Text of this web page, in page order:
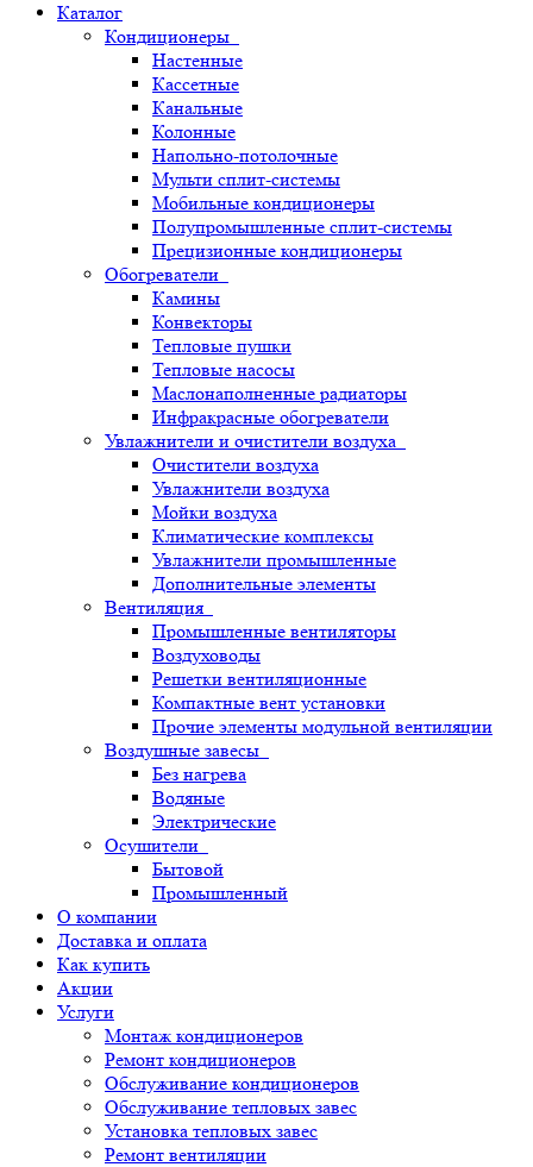
Каталог
Кондиционеры
Настенные
Кассетные
Канальные
Колонные
Напольно-потолочные
Мульти сплит-системы
Мобильные кондиционеры
Полупромышленные сплит-системы
Прецизионные кондиционеры
Обогреватели
Камины
Конвекторы
Тепловые пушки
Тепловые насосы
Маслонаполненные радиаторы
Инфракрасные обогреватели
Увлажнители и очистители воздуха
Очистители воздуха
Увлажнители воздуха
Мойки воздуха
Климатические комплексы
Увлажнители промышленные
Дополнительные элементы
Вентиляция
Промышленные вентиляторы
Воздуховоды
Решетки вентиляционные
Компактные вент установки
Прочие элементы модульной вентиляции
Воздушные завесы
Без нагрева
Водяные
Электрические
Осушители
Бытовой
Промышленный
О компании
Доставка и оплата
Как купить
Акции
Услуги
Монтаж кондиционеров
Ремонт кондиционеров
Обслуживание кондиционеров
Обслуживание тепловых завес
Установка тепловых завес
Ремонт вентиляции